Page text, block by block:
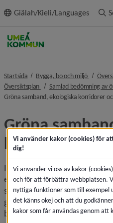
innehållet
Giälah/Kieli/Languages
Startsida Bygga, bo och miljö nivå i
Översiktsplan nivå i
Samlad bedömning av
Gröna samband, ekologiska korridorer
Gröna
korridorer och
I samband med att befintliga
eller byggs samman med
samband som har betydelse
grönområden som tillvaratar
bibehåller naturnära
Vi använder kakor (cookies) för
dig!
Vi använder vi oss av kakor
och för att förbättra webbplatsen.
nyttiga funktioner som till exempel
det känns okej och att du
kakor som får användas genom att